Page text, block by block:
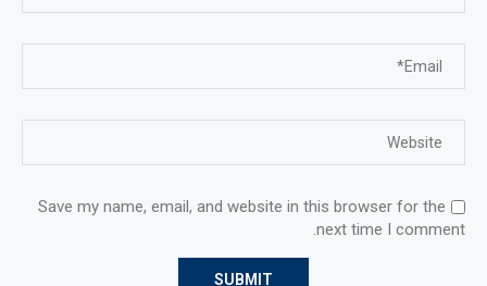
Save my name, email, and website in this browser for the
next time I comment.